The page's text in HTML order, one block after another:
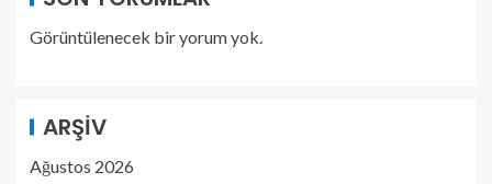
Görüntülenecek bir yorum yok.
ARŞIV
Ağustos 2026